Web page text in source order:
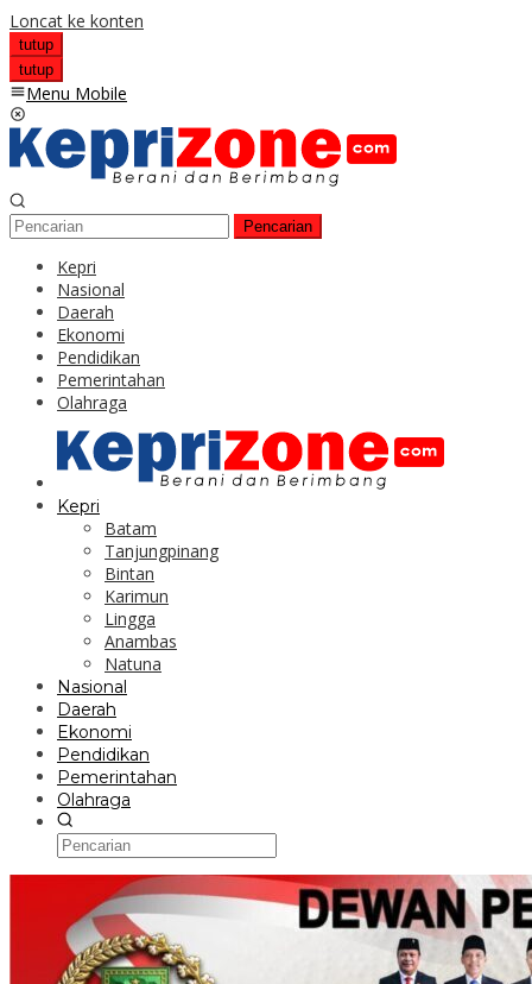
Loncat ke konten
tutup
tutup
Menu Mobile
Pencarian
Kepri
Nasional
Daerah
Ekonomi
Pendidikan
Pemerintahan
Olahraga
Kepri
Batam
Tanjungpinang
Bintan
Karimun
Lingga
Anambas
Natuna
Nasional
Daerah
Ekonomi
Pendidikan
Pemerintahan
Olahraga